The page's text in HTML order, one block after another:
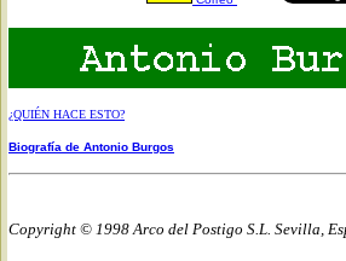
¿QUIÉN HACE ESTO?
Biografía de Antonio Burgos
Copyright © 1998 Arco del Postigo S.L. Sevilla,